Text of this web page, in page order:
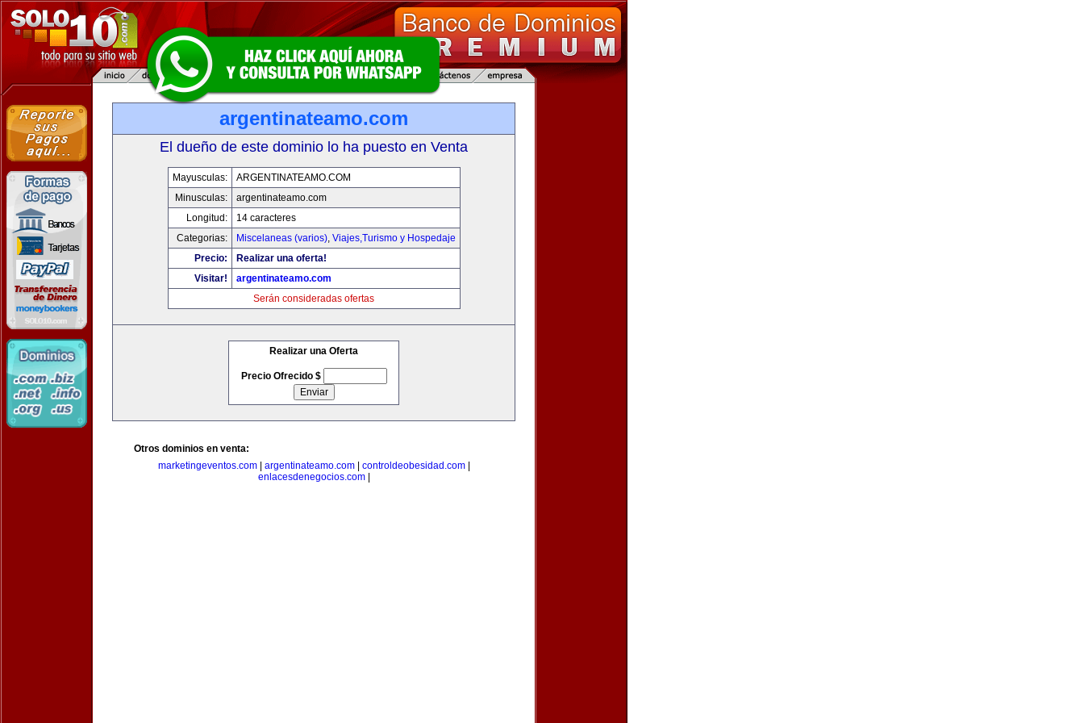
argentinateamo.com
El dueño de este dominio lo ha puesto en Venta
Mayusculas:
ARGENTINATEAMO.COM
Minusculas:
argentinateamo.com
Longitud:
14 caracteres
Categorias:
Miscelaneas (varios), Viajes,Turismo y Hospedaje
Precio:
Realizar una oferta!
Visitar!
argentinateamo.com
Serán consideradas ofertas
Realizar una Oferta
Precio Ofrecido $
Otros dominios en venta:
marketingeventos.com| argentinateamo.com| controldeobesidad.com|
enlacesdenegocios.com|